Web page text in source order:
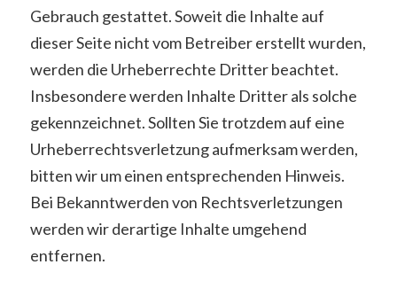
Gebrauch gestattet. Soweit die Inhalte auf
dieser Seite nicht vom Betreiber erstellt wurden,
werden die Urheberrechte Dritter beachtet.
Insbesondere werden Inhalte Dritter als solche
gekennzeichnet. Sollten Sie trotzdem auf eine
Urheberrechtsverletzung aufmerksam werden,
bitten wir um einen entsprechenden Hinweis.
Bei Bekanntwerden von Rechtsverletzungen
werden wir derartige Inhalte umgehend
entfernen.